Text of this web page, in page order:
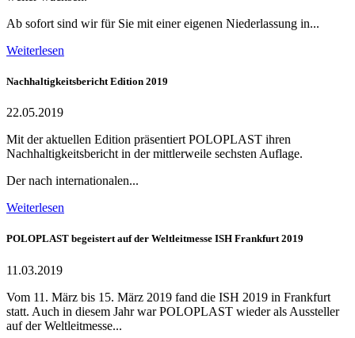
Ab sofort sind wir für Sie mit einer eigenen Niederlassung in...
Weiterlesen
Nachhaltigkeitsbericht Edition 2019
22.05.2019
Mit der aktuellen Edition präsentiert POLOPLAST ihren
Nachhaltigkeitsbericht in der mittlerweile sechsten Auflage.
Der nach internationalen...
Weiterlesen
POLOPLAST begeistert auf der Weltleitmesse ISH Frankfurt 2019
11.03.2019
Vom 11. März bis 15. März 2019 fand die ISH 2019 in Frankfurt
statt. Auch in diesem Jahr war POLOPLAST wieder als Aussteller
auf der Weltleitmesse...